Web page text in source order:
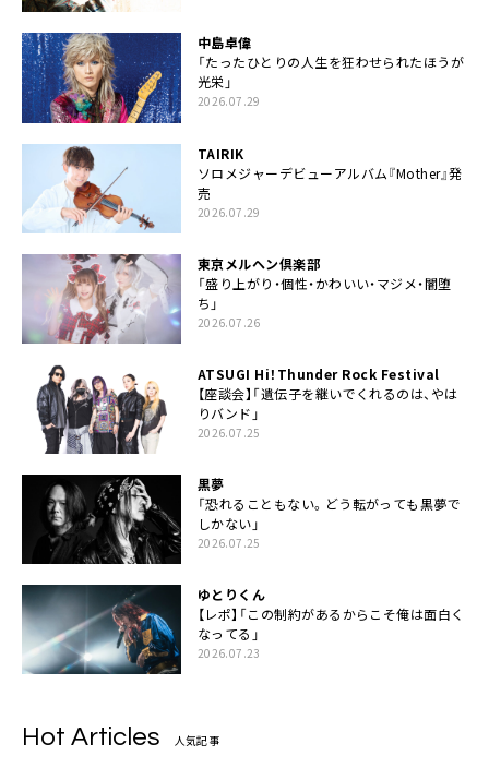
中島卓偉
「たったひとりの人生を狂わせられたほうが
光栄」
2026.07.29
TAIRIK
ソロメジャーデビューアルバム『Mother』発
売
2026.07.29
東京メルヘン倶楽部
「盛り上がり・個性・かわいい・マジメ・闇堕
ち」
2026.07.26
ATSUGI Hi！Thunder Rock Festival
【座談会】「遺伝子を継いでくれるのは、やは
りバンド」
2026.07.25
黒夢
「恐れることもない。どう転がっても黒夢で
しかない」
2026.07.25
ゆとりくん
【レポ】「この制約があるからこそ俺は面白く
なってる」
2026.07.23
Hot Articles 人気記事